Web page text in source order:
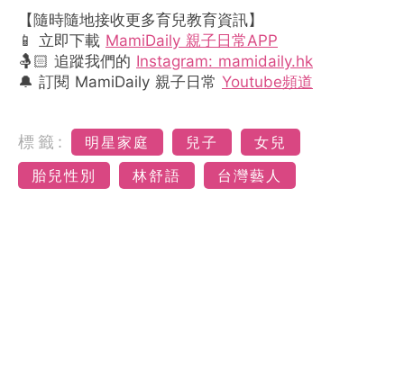
【隨時隨地接收更多育兒教育資訊】
📱 立即下載 MamiDaily 親子日常APP
🤱🏻 追蹤我們的 Instagram: mamidaily.hk
🔔 訂閱 MamiDaily 親子日常 Youtube頻道
標籤: 明星家庭 兒子
女兒
胎兒性別
林舒語 台灣藝人